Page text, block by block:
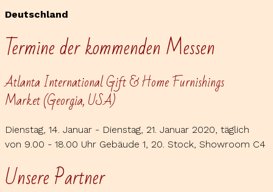
Deutschland
Termine der kommenden Messen
Atlanta International Gift & Home Furnishings
Market (Georgia, USA)
Dienstag, 14. Januar - Dienstag, 21. Januar 2020, täglich
von 9.00 - 18.00 Uhr Gebäude 1, 20. Stock, Showroom C4
Unsere Partner